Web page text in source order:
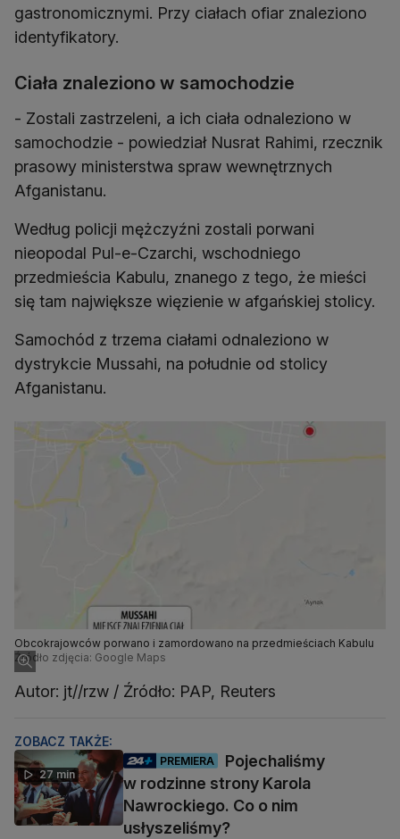
gastronomicznymi. Przy ciałach ofiar znaleziono
identyfikatory.
Ciała znaleziono w samochodzie
- Zostali zastrzeleni, a ich ciała odnaleziono w
samochodzie - powiedział Nusrat Rahimi, rzecznik
prasowy ministerstwa spraw wewnętrznych
Afganistanu.
Według policji mężczyźni zostali porwani
nieopodal Pul-e-Czarchi, wschodniego
przedmieścia Kabulu, znanego z tego, że mieści
się tam największe więzienie w afgańskiej stolicy.
Samochód z trzema ciałami odnaleziono w
dystrykcie Mussahi, na południe od stolicy
Afganistanu.
Obcokrajowców porwano i zamordowano na przedmieściach Kabulu
Źródło zdjęcia: Google Maps
Autor: jt//rzw / Źródło: PAP, Reuters
ZOBACZ TAKŻE:
27 min
PREMIERA
Pojechaliśmy
w rodzinne strony Karola
Nawrockiego. Co o nim
usłyszeliśmy?